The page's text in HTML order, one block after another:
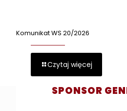
Komunikat WS 20/2026
Czytaj więcej
SPONSOR